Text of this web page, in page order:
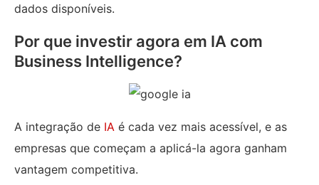
dados disponíveis.
Por que investir agora em IA com
Business Intelligence?
A integração de IA é cada vez mais acessível, e as
empresas que começam a aplicá-la agora ganham
vantagem competitiva.